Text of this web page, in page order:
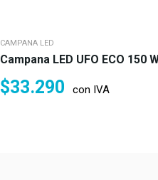
CAMPANA LED
Campana LED UFO ECO
$33.290 con IVA